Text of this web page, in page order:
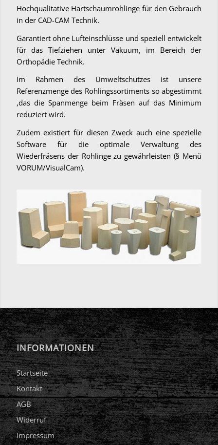
Hochqualitative Hartschaumrohlinge für den Gebrauch
in der CAD-CAM Technik.
Garantiert ohne Lufteinschlüsse und speziell entwickelt
für das Tiefziehen unter Vakuum, im Bereich der
Orthopädie Technik.
Im Rahmen des Umweltschutzes ist unsere
Referenzmenge des Rohlingssortiments so abgestimmt
,das die Spanmenge beim Fräsen auf das Minimum
reduziert wird.
Zudem existiert für diesen Zweck auch eine spezielle
Software für die optimale Verwaltung des
Wiederfräsens der Rohlinge zu gewährleisten (§ Menü
VORUM/VisualCam).
INFORMATIONEN
Startseite
Kontakt
AGB
Widerruf
Impressum